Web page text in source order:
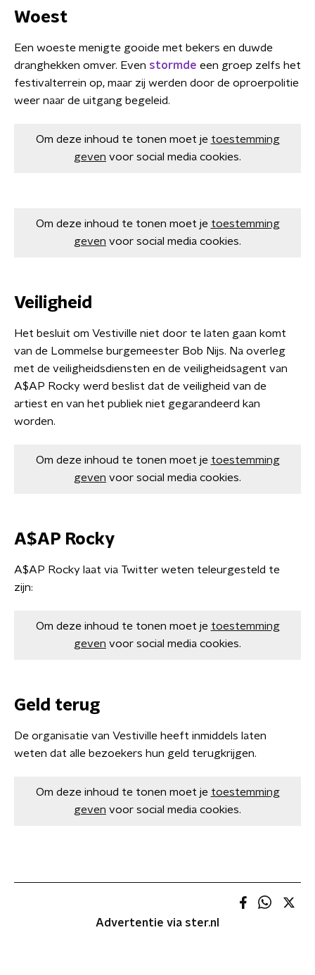
Woest
Een woeste menigte gooide met bekers en duwde
dranghekken omver. Even stormde een groep zelfs het
festivalterrein op, maar zij werden door de oproerpolitie
weer naar de uitgang begeleid.
Om deze inhoud te tonen moet je toestemming
geven voor social media cookies.
Om deze inhoud te tonen moet je toestemming
geven voor social media cookies.
Veiligheid
Het besluit om Vestiville niet door te laten gaan komt
van de Lommelse burgemeester Bob Nijs. Na overleg
met de veiligheidsdiensten en de veiligheidsagent van
A$AP Rocky werd beslist dat de veiligheid van de
artiest en van het publiek niet gegarandeerd kan
worden.
Om deze inhoud te tonen moet je toestemming
geven voor social media cookies.
A$AP Rocky
A$AP Rocky laat via Twitter weten teleurgesteld te
zijn:
Om deze inhoud te tonen moet je toestemming
geven voor social media cookies.
Geld terug
De organisatie van Vestiville heeft inmiddels laten
weten dat alle bezoekers hun geld terugkrijgen.
Om deze inhoud te tonen moet je toestemming
geven voor social media cookies.
Advertentie via ster.nl